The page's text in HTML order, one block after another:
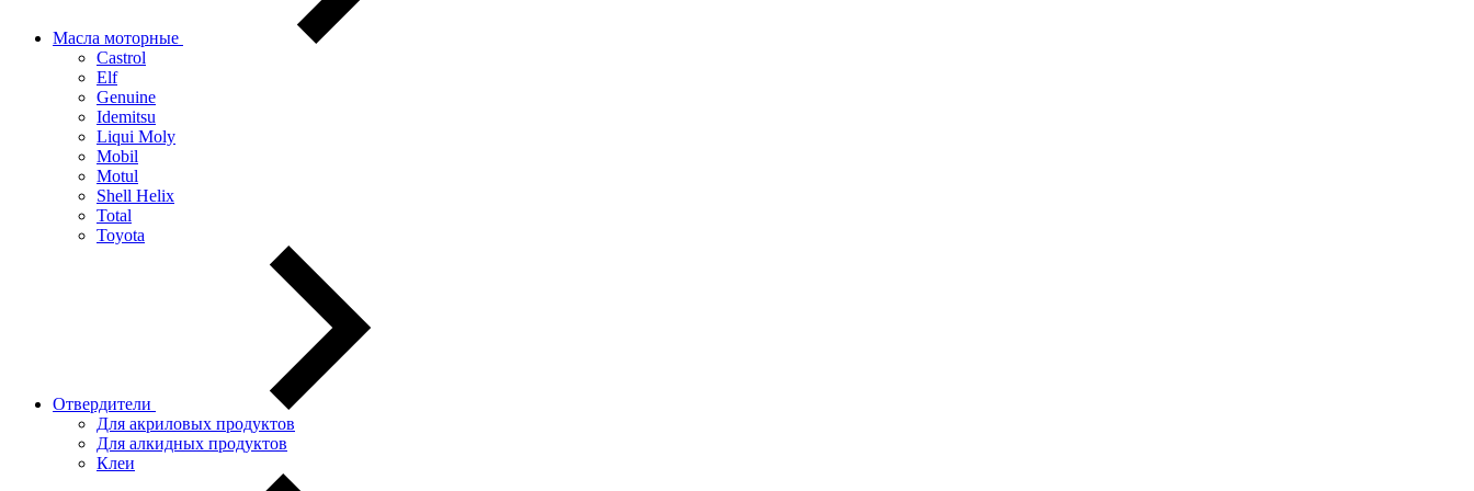
Масла моторные
Castrol
Elf
Genuine
Idemitsu
Liqui Moly
Mobil
Motul
Shell Helix
Total
Toyota
Отвердители
Для акриловых продуктов
Для алкидных продуктов
Клеи